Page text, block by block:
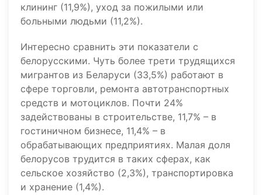
клининг (11,9%), уход за пожилыми или
больными людьми (11,2%).
Интересно сравнить эти показатели с
белорусскими. Чуть более трети трудящихся
мигрантов из Беларуси (33,5%) работают в
сфере торговли, ремонта автотранспортных
средств и мотоциклов. Почти 24%
задействованы в строительстве, 11,7% – в
гостиничном бизнесе, 11,4% – в
обрабатывающих предприятиях. Малая доля
белорусов трудится в таких сферах, как
сельское хозяйство (2,3%), транспортировка
и хранение (1,4%).